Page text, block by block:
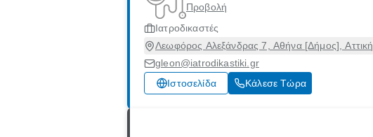
Προβολή
Ιατροδικαστές
Λεωφόρος Αλεξάνδρας 7, Αθήνα [Δήμος],
gleon@iatrodikastiki.gr
Ιστοσελίδα
Κάλεσε Τώρα